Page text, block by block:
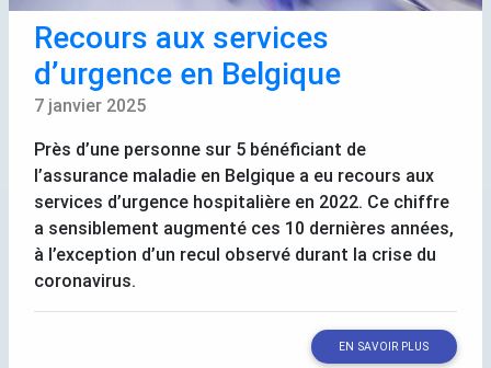
Recours aux services
d’urgence en Belgique
7 janvier 2025
Près d’une personne sur 5 bénéficiant de
l’assurance maladie en Belgique a eu recours aux
services d’urgence hospitalière en 2022. Ce chiffre
a sensiblement augmenté ces 10 dernières années,
à l’exception d’un recul observé durant la crise du
coronavirus.
EN SAVOIR PLUS